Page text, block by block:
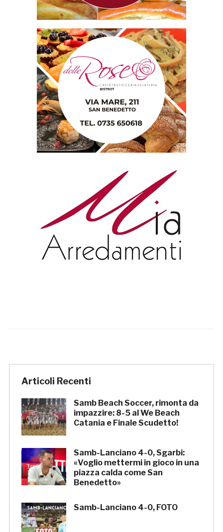
Articoli Recenti
Samb Beach Soccer, rimonta da
impazzire: 8-5 al We Beach
Catania e Finale Scudetto!
Samb-Lanciano 4-0, Sgarbi:
«Voglio mettermi in gioco in una
piazza calda come San
Benedetto»
Samb-Lanciano 4-0, FOTO